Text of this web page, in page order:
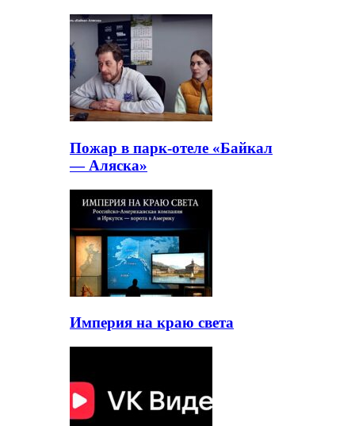
Пожар в парк-отеле «Байкал
— Аляска»
Империя на краю света